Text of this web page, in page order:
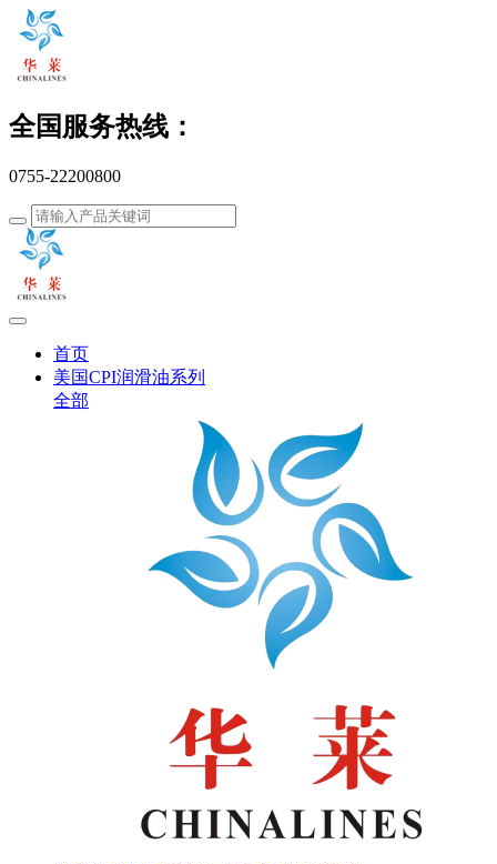
全国服务热线：
0755-22200800
首页
美国CPI润滑油系列
全部